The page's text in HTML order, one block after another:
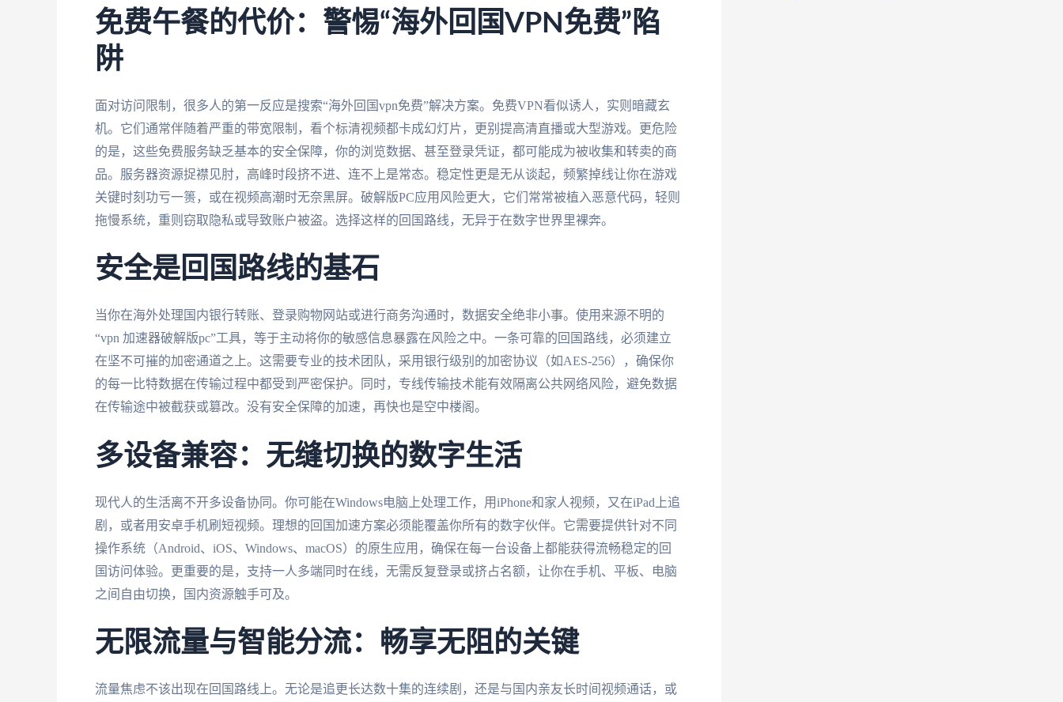
免费午餐的代价：警惕“海外回国VPN免费”陷
阱
面对访问限制，很多人的第一反应是搜索“海外回国vpn免费”解决方案。免费VPN看似诱人，实则暗藏玄
机。它们通常伴随着严重的带宽限制，看个标清视频都卡成幻灯片，更别提高清直播或大型游戏。更危险
的是，这些免费服务缺乏基本的安全保障，你的浏览数据、甚至登录凭证，都可能成为被收集和转卖的商
品。服务器资源捉襟见肘，高峰时段挤不进、连不上是常态。稳定性更是无从谈起，频繁掉线让你在游戏
关键时刻功亏一篑，或在视频高潮时无奈黑屏。破解版PC应用风险更大，它们常常被植入恶意代码，轻则
拖慢系统，重则窃取隐私或导致账户被盗。选择这样的回国路线，无异于在数字世界里裸奔。
安全是回国路线的基石
当你在海外处理国内银行转账、登录购物网站或进行商务沟通时，数据安全绝非小事。使用来源不明的
“vpn 加速器破解版pc”工具，等于主动将你的敏感信息暴露在风险之中。一条可靠的回国路线，必须建立
在坚不可摧的加密通道之上。这需要专业的技术团队，采用银行级别的加密协议（如AES-256），确保你
的每一比特数据在传输过程中都受到严密保护。同时，专线传输技术能有效隔离公共网络风险，避免数据
在传输途中被截获或篡改。没有安全保障的加速，再快也是空中楼阁。
多设备兼容：无缝切换的数字生活
现代人的生活离不开多设备协同。你可能在Windows电脑上处理工作，用iPhone和家人视频，又在iPad上追
剧，或者用安卓手机刷短视频。理想的回国加速方案必须能覆盖你所有的数字伙伴。它需要提供针对不同
操作系统（Android、iOS、Windows、macOS）的原生应用，确保在每一台设备上都能获得流畅稳定的回
国访问体验。更重要的是，支持一人多端同时在线，无需反复登录或挤占名额，让你在手机、平板、电脑
之间自由切换，国内资源触手可及。
无限流量与智能分流：畅享无阻的关键
流量焦虑不该出现在回国路线上。无论是追更长达数十集的连续剧，还是与国内亲友长时间视频通话，或